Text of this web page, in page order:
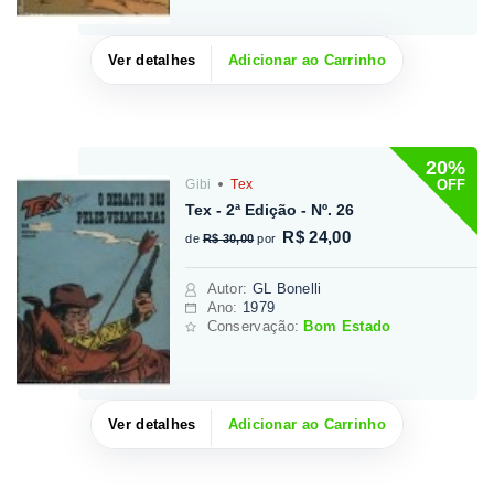
Ver detalhes Adicionar ao Carrinho
20%
OFF
Gibi Tex
Tex - 2ª Edição - Nº. 26
de R$ 30,00 por R$ 24,00
Autor: GL Bonelli
Ano: 1979
Conservação: Bom Estado
Ver detalhes Adicionar ao Carrinho